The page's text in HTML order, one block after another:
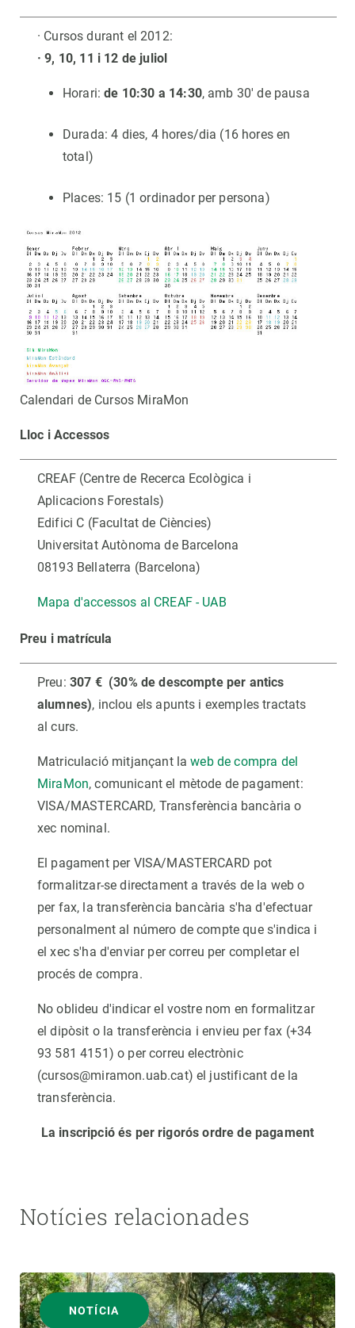
· Cursos durant el 2012:
· 9, 10, 11 i 12 de juliol
Horari:de 10:30 a 14:30, amb 30' de pausa
Durada: 4 dies, 4 hores/dia (16 hores en
total)
Places: 15 (1 ordinador per persona)
Calendari de Cursos MiraMon
Lloc i Accessos
CREAF (Centre de Recerca Ecològica i
Aplicacions Forestals)
Edifici C (Facultat de Ciències)
Universitat Autònoma de Barcelona
08193 Bellaterra (Barcelona)
Mapa d'accessos al CREAF - UAB
Preu i matrícula
Preu: 307 € (30% de descompte per antics
alumnes), inclou els apunts i exemples tractats
al curs.
Matriculació mitjançant laweb de compra del
MiraMon, comunicant el mètode de pagament:
VISA/MASTERCARD, Transferència bancària o
xec nominal.
El pagament per VISA/MASTERCARD pot
formalitzar-se directament a través de la web o
per fax, la transferència bancària s'ha d'efectuar
personalment al número de compte que s'indica i
el xec s'ha d'enviar per correu per completar el
procés de compra.
No oblideu d'indicar el vostre nom en formalitzar
el dipòsit o la transferència i envieu per fax (+34
93 581 4151) o per correu electrònic
(cursos@miramon.uab.cat) el justificant de la
transferència.
La inscripció és per rigorós ordre de pagament
Notícies relacionades
NOTÍCIA